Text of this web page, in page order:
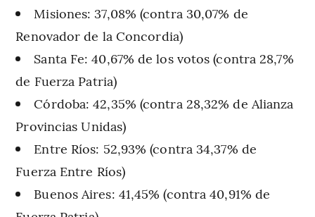
Misiones: 37,08% (contra 30,07% de
Renovador de la Concordia)
Santa Fe: 40,67% de los votos (contra 28,7%
de Fuerza Patria)
Córdoba: 42,35% (contra 28,32% de Alianza
Provincias Unidas)
Entre Ríos: 52,93% (contra 34,37% de
Fuerza Entre Ríos)
Buenos Aires: 41,45% (contra 40,91% de